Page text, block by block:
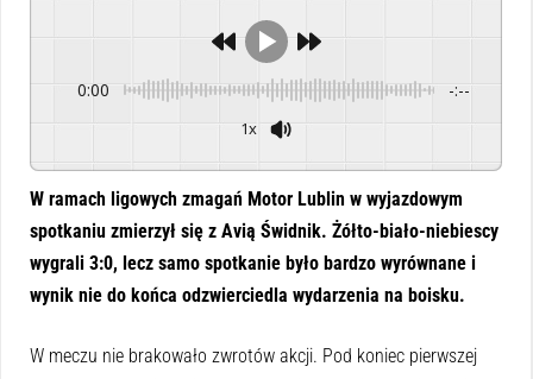
0:00 -:--
1x
W ramach ligowych zmagań Motor Lublin w wyjazdowym
spotkaniu zmierzył się z Avią Świdnik. Żółto-biało-niebiescy
wygrali 3:0, lecz samo spotkanie było bardzo wyrównane i
wynik nie do końca odzwierciedla wydarzenia na boisku.
W meczu nie brakowało zwrotów akcji. Pod koniec pierwszej